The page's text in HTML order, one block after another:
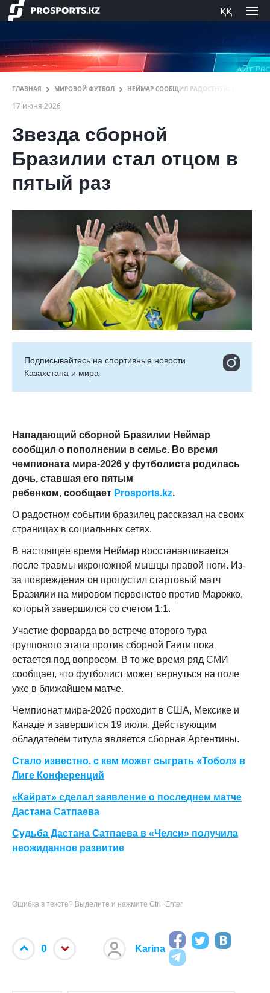
ққ
ГЛАВНАЯ МИРОВОЙ ФУТБОЛ НЕЙМАР СООБЩИЛ РАДОСТНУЮ НОВОСТЬ
17 июня 2026
Звезда сборной
Бразилии стал отцом в
пятый раз
Подписывайтесь на cпортивные новости
Казахстана и мира
Нападающий сборной Бразилии Неймар
сообщил о пополнении в семье. Во время
чемпионата мира-2026 у футболиста родилась
дочь, ставшая его пятым
ребенком, сообщает Prosports.kz.
О радостном событии бразилец рассказал на своих
страницах в социальных сетях.
В настоящее время Неймар восстанавливается
после травмы икроножной мышцы правой ноги. Из-
за повреждения он пропустил стартовый матч
Бразилии на мировом первенстве против Марокко,
который завершился со счетом 1:1.
Участие форварда во встрече второго тура
группового этапа против сборной Гаити пока
остается под вопросом. В то же время ряд СМИ
сообщает, что футболист может вернуться на поле
уже в ближайшем матче.
Чемпионат мира-2026 проходит в США, Мексике и
Канаде и завершится 19 июля. Действующим
обладателем титула является сборная Аргентины.
Стало известно, с кем может сыграть «Тобол» в
Лиге Конференций
«Кайрат» сделал заявление о последнем матче
Дастана Сатпаева
Судьба Дастана Сатпаева в «Челси» получила
неожиданное развитие
Ошибка в тексте? Выделите и нажмите Ctrl+Enter
0 Karina